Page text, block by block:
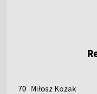
70 Miłosz Kozak